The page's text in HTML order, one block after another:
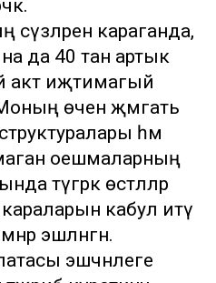
караганда,
да 40 тан артык
акт иҗтимагый
өчен җәмәгать
һәм
оешмаларның
түгәрәк өстәлләр
караларын кабул итү
эшләнгән.
эшчәнлеге